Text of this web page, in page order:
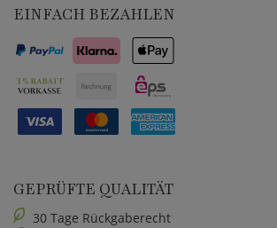
EINFACH BEZAHLEN
GEPRÜFTE QUALITÄT
30 Tage Rückgaberecht